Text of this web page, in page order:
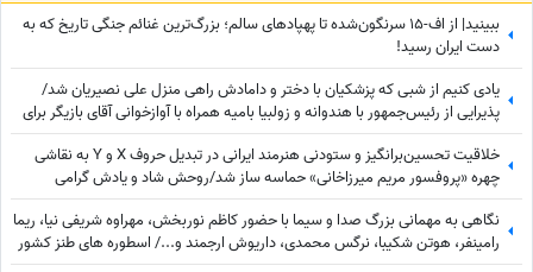
ببینید| از اف-15 سرنگون‌شده تا پهپادهای سالم؛ بزرگ‌ترین غنائم جنگی تاریخ که به
دست ایران رسید!
یادی کنیم از شبی که پزشکیان با دختر و دامادش راهی منزل علی نصیریان شد/
پذیرایی از رئیس‌جمهور با هندوانه و زولبیا بامیه همراه با آوازخوانی آقای بازیگر برای
دکتر پزشکیان+ویدیو
خلاقیت تحسین‌برانگیز و ستودنی هنرمند ایرانی در تبدیل حروف X و Y به نقاشی
چهره «پروفسور مریم میرزاخانی» حماسه ساز شد/روحش شاد و یادش گرامی
نگاهی به مهمانی بزرگ صدا و سیما با حضور کاظم نوربخش، مهراوه شریفی نیا، ریما
رامینفر، هوتن شکیبا، نرگس محمدی، داریوش ارجمند و.../ اسطوره های طنز کشور
در یک قاب